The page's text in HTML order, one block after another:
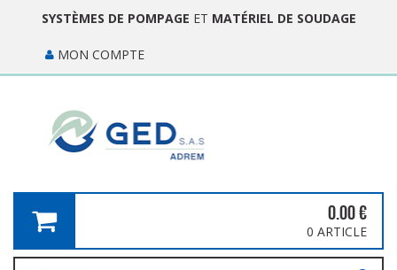
SYSTÈMES DE POMPAGE ET MATÉRIEL DE SOUDAGE
MON COMPTE
0.00€
0 ARTICLE